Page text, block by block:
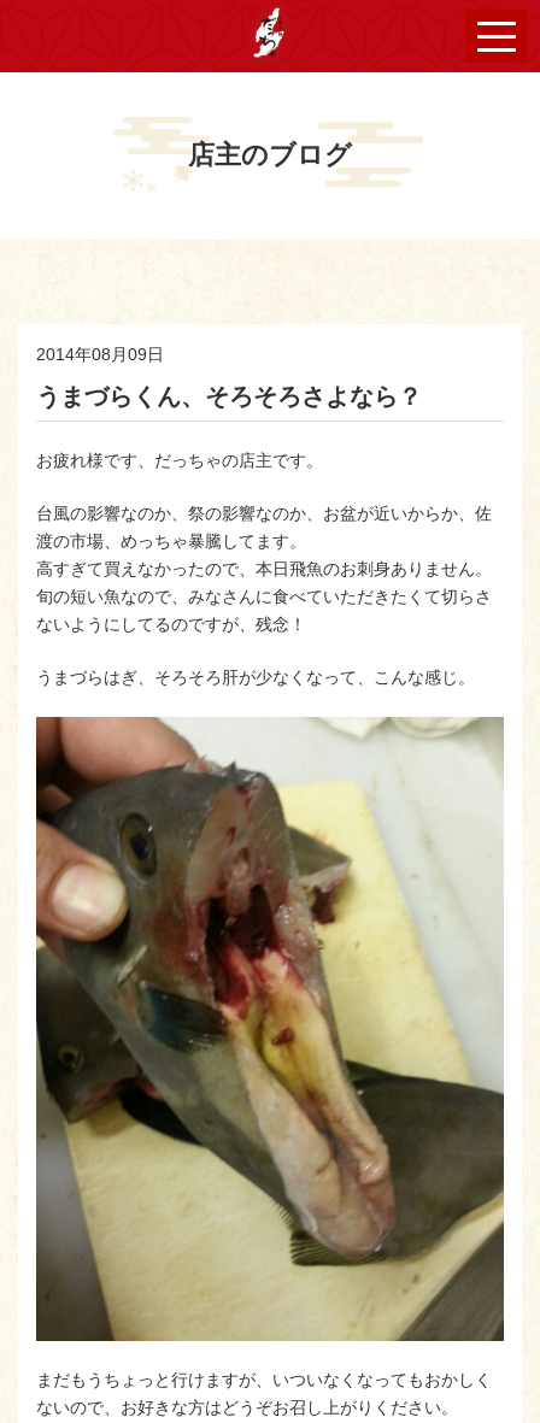
店主のブログ
2014年08月09日
うまづらくん、そろそろさよなら？
お疲れ様です、だっちゃの店主です。
台風の影響なのか、祭の影響なのか、お盆が近いからか、佐
渡の市場、めっちゃ暴騰してます。
高すぎて買えなかったので、本日飛魚のお刺身ありません。
旬の短い魚なので、みなさんに食べていただきたくて切らさ
ないようにしてるのですが、残念！
うまづらはぎ、そろそろ肝が少なくなって、こんな感じ。
まだもうちょっと行けますが、いついなくなってもおかしく
ないので、お好きな方はどうぞお召し上がりください。